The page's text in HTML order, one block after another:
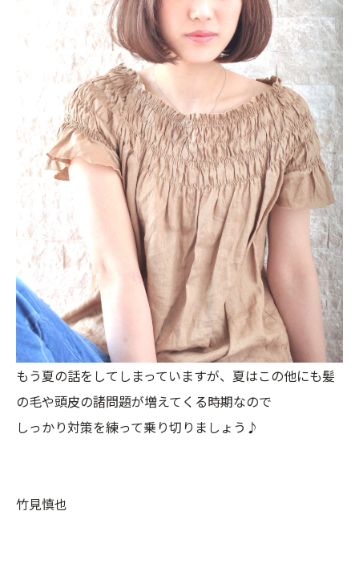
もう夏の話をしてしまっていますが、夏はこの他にも髪
の毛や頭皮の諸問題が増えてくる時期なので
しっかり対策を練って乗り切りましょう♪
竹見慎也